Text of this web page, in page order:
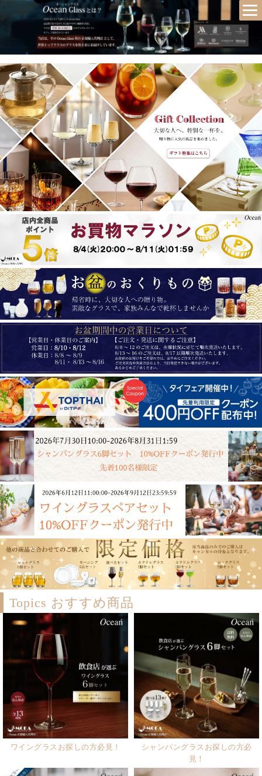
Topics おすすめ商品
ワイングラスお探しの方必見！
シャンパングラスお探しの方必
見！